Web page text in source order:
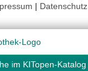
| Datenschutz
im KITopen-Katalog